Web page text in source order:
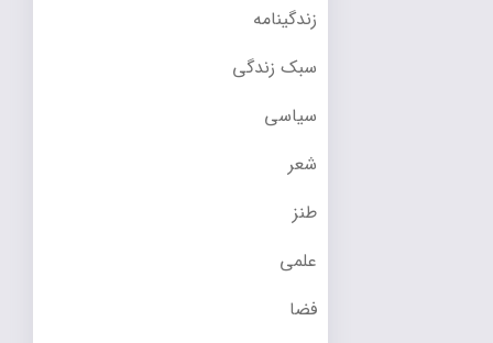
زندگینامه
سبک زندگی
سیاسی
شعر
طنز
علمی
فضا